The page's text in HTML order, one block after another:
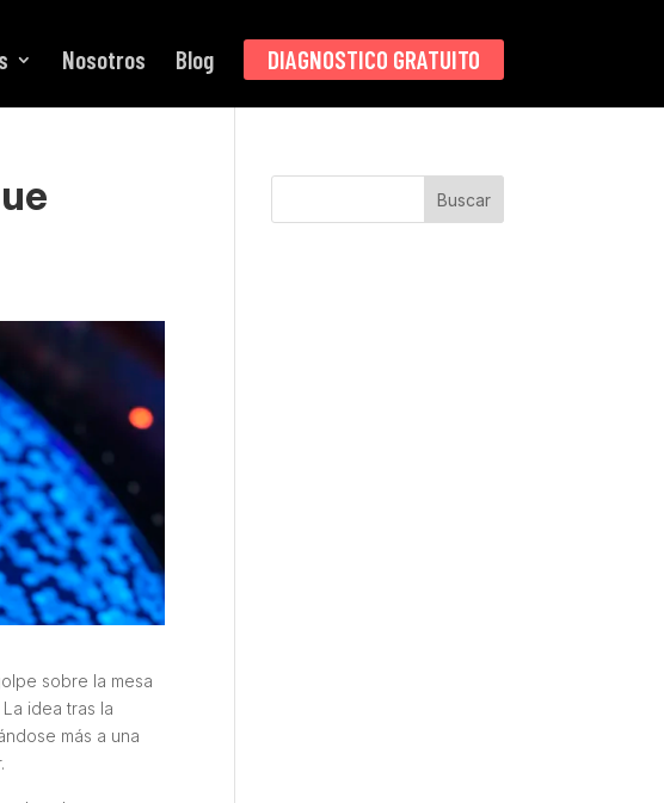
Nosotros Blog DIAGNOSTICO GRATUITO
sobre la mesa
idea tras la
más a una
Buscar